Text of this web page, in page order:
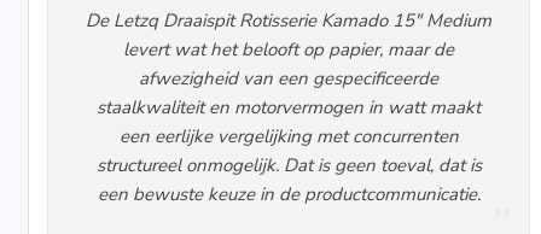
De Letzq Draaispit Rotisserie Kamado 15" Medium
levert wat het belooft op papier, maar de
afwezigheid van een gespecificeerde
staalkwaliteit en motorvermogen in watt maakt
een eerlijke vergelijking met concurrenten
structureel onmogelijk. Dat is geen toeval, dat is
een bewuste keuze in de productcommunicatie.